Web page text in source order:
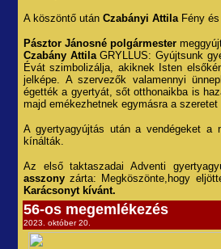
A köszöntő után Czabányi AttilaFény és
Pásztor Jánosné polgármester
Czabány AttilaGRYLLUS: Gyújtsunk
Évát szimbolizálja, akiknek Isten
jelképe. A szervezők valamennyi
égették a gyertyát, sőt otthonaikba is
majd emékezhetnek egymásra a szeretet
A gyertyagyújtás után a vendégeket a
kínálták.
Az első taktaszadai Adventi
asszony zárta: Megköszönte,hogy
Karácsonyt kívánt.
56-os megemlékezés
2023. október 20.